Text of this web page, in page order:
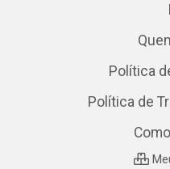
Política
Política de